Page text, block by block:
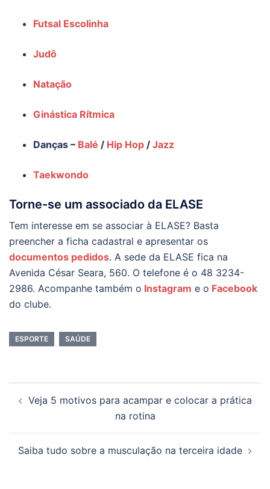
Futsal Escolinha
Judô
Natação
Ginástica Rítmica
Danças – Balé / Hip Hop / Jazz
Taekwondo
Torne-se um associado da ELASE
Tem interesse em se associar à ELASE? Basta
preencher a ficha cadastral e apresentar os
documentos pedidos. A sede da ELASE fica na
Avenida César Seara, 560. O telefone é o 48 3234-
2986. Acompanhe também o Instagram e o Facebook
do clube.
ESPORTE SAÚDE
de Veja 5 motivos para acampar e colocar a prática
na rotina
Saiba tudo sobre a musculação na terceira idade